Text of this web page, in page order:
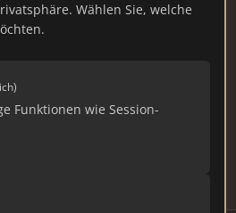
Wählen Sie, welche
Funktionen wie Session-
Overath
Juli 2026
EINWOHNER